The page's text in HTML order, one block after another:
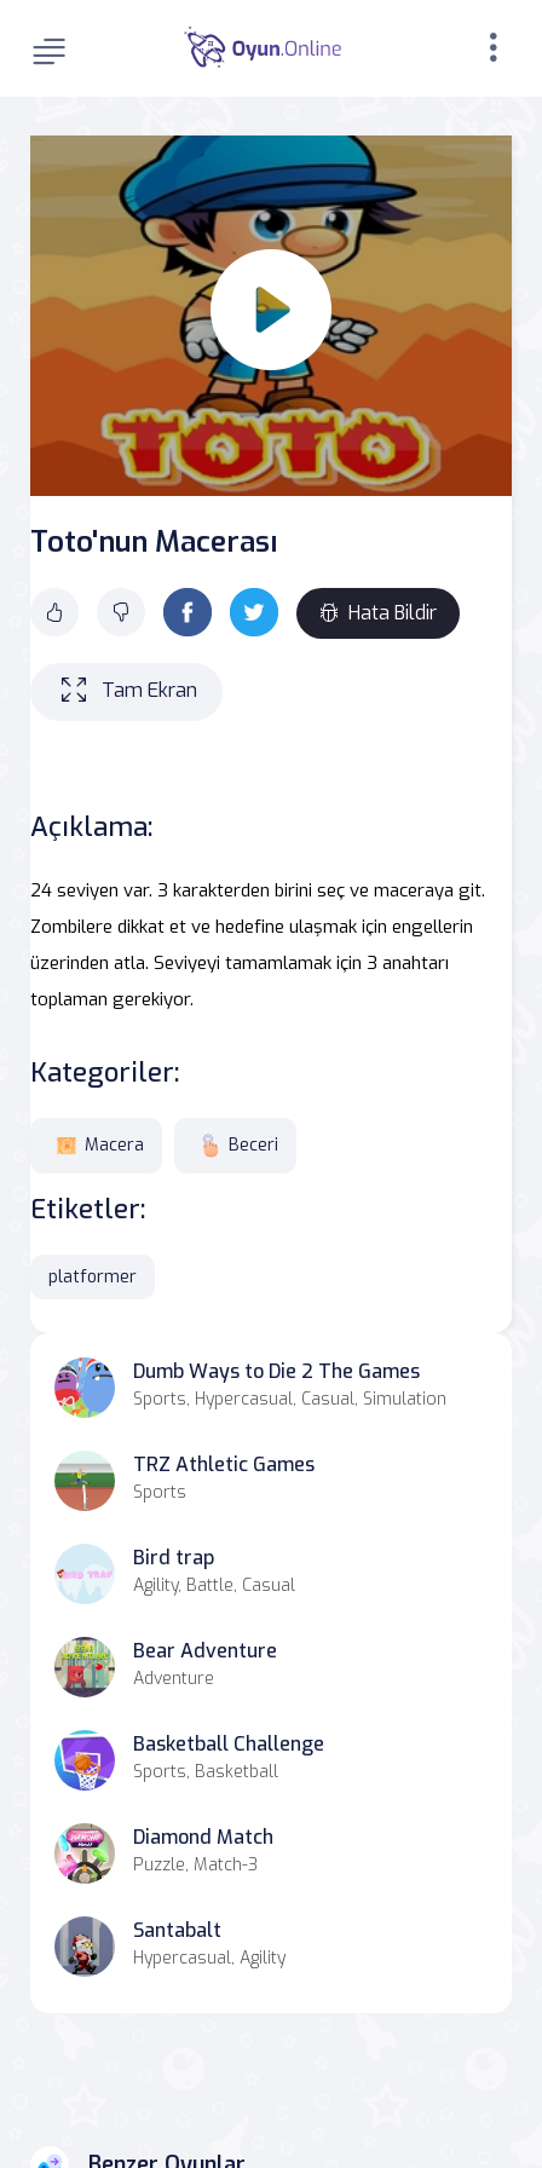
Toto'nun Macerası
Hata Bildir
Tam Ekran
Açıklama:
24 seviyen var. 3 karakterden birini seç ve maceraya git.
Zombilere dikkat et ve hedefine ulaşmak için engellerin
üzerinden atla. Seviyeyi tamamlamak için 3 anahtarı
toplaman gerekiyor.
Kategoriler:
Macera Beceri
Etiketler:
platformer
Dumb Ways to Die 2 The Games
Sports, Hypercasual, Casual, Simulation
TRZ Athletic Games
Sports
Bird trap
Agility, Battle, Casual
Bear Adventure
Adventure
Basketball Challenge
Sports, Basketball
Diamond Match
Puzzle, Match-3
Santabalt
Hypercasual, Agility